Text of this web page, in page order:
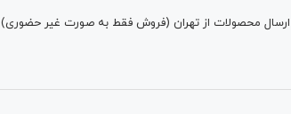
ارسال محصولات از تهران (فروش فقط به صورت غیر حضوری)